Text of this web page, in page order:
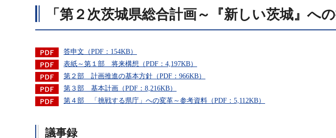
「第２次茨城県総合計画～『新しい茨城』へ
答申文（PDF：154KB）
表紙～第１部 将来構想（PDF：4,197KB）
第２部 計画推進の基本方針（PDF：966KB）
第３部 基本計画（PDF：8,216KB）
第４部 「挑戦する県庁」への変革～参考資料（PDF：5,112KB）
議事録